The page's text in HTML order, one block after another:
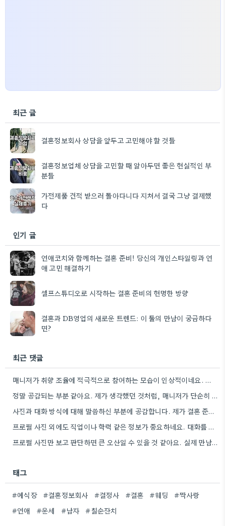
최근 글
결혼정보회사 상담을 앞두고 고민해야 할 것들
결혼정보업체 상담을 고민할 때 알아두면 좋은 현실적인 부
분들
가전제품 견적 받으러 돌아다니다 지쳐서 결국 그냥 결제했
다
인기 글
연애코치와 함께하는 결혼 준비! 당신의 개인스타일링과 연
애 고민 해결하기
셀프스튜디오로 시작하는 결혼 준비의 현명한 방향
결혼과 DB영업의 새로운 트렌드: 이 둘의 만남이 궁금하다
면?
최근 댓글
매니저가 취향 조율에 적극적으로 참여하는 모습이 인상적이네요. 특히, 불편했던 부분을 솔직하게 이야기하는 게 중요하다고 말씀하신…
정말 공감되는 부분 같아요. 제가 생각했던 것처럼, 매니저가 단순히 이상형을 찾는 것뿐 아니라, 제 실제…
사진과 대화 방식에 대해 말씀하신 부분에 공감합니다. 제가 결혼 준비하면서 비슷한 고민을 했던 경험이 있어서,…
프로필 사진 외에도 직업이나 학력 같은 정보가 중요하네요. 대화를 통해 가치관이 맞지 않으면 정말 답답할…
프로필 사진만 보고 판단하면 큰 오산일 수 있을 것 같아요. 실제 만남에서 가치관 차이 때문에…
태그
#예식장 #결혼정보회사 #결정사 #결혼 #웨딩
#짝사랑
#연애
#운세 #남자 #칠순잔치